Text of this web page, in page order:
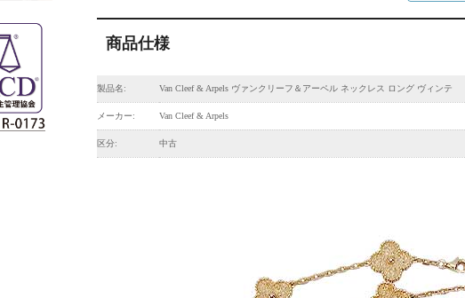
商品仕様
製品名: Van Cleef & Arpels ヴァンクリーフ＆アーペル ネックレス ロング ヴィンテ
メーカー: Van Cleef & Arpels
区分: 中古